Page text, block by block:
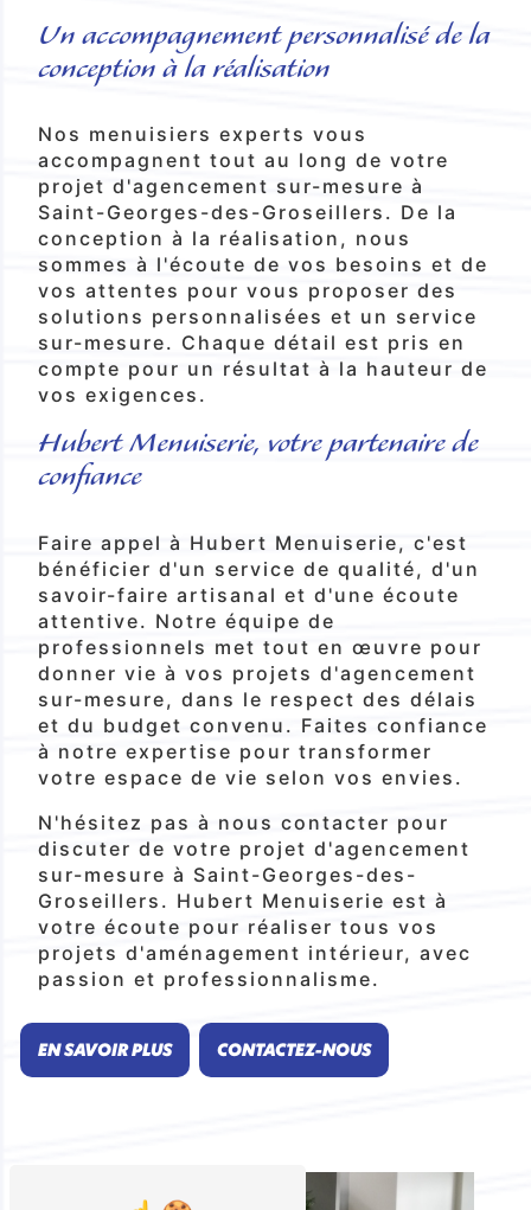
Un accompagnement personnalisé de la
conception à la réalisation
Nos menuisiers experts vous
accompagnent tout au long de votre
projet d'agencement sur-mesure à
Saint-Georges-des-Groseillers. De la
conception à la réalisation, nous
sommes à l'écoute de vos besoins et de
vos attentes pour vous proposer des
solutions personnalisées et un service
sur-mesure. Chaque détail est pris en
compte pour un résultat à la hauteur de
vos exigences.
Hubert Menuiserie, votre partenaire de
confiance
Faire appel à Hubert Menuiserie, c'est
bénéficier d'un service de qualité, d'un
savoir-faire artisanal et d'une écoute
attentive. Notre équipe de
professionnels met tout en œuvre pour
donner vie à vos projets d'agencement
sur-mesure, dans le respect des délais
et du budget convenu. Faites confiance
à notre expertise pour transformer
votre espace de vie selon vos envies.
N'hésitez pas à nous contacter pour
discuter de votre projet d'agencement
sur-mesure à Saint-Georges-des-
Groseillers. Hubert Menuiserie est à
votre écoute pour réaliser tous vos
projets d'aménagement intérieur, avec
passion et professionnalisme.
EN SAVOIR PLUS CONTACTEZ-NOUS